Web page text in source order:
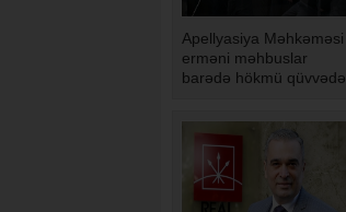
Apellyasiya Məhkəməsi
erməni məhbuslar
barədə hökmü qüvvədə